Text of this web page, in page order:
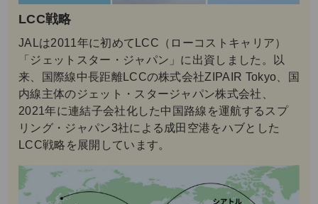
LCC戦略
JALは2011年に初めてLCC（ローコストキャリア）
「ジェットスター・ジャパン」に出資しました。以
来、国際線中長距離LCCの株式会社ZIPAIR Tokyo、国
内線主体のジェット・スタージャパン株式会社、
2021年に連結子会社化した中国路線を運航するスプ
リング・ジャパン3社による成田空港をハブとした
LCC戦略を展開しています。